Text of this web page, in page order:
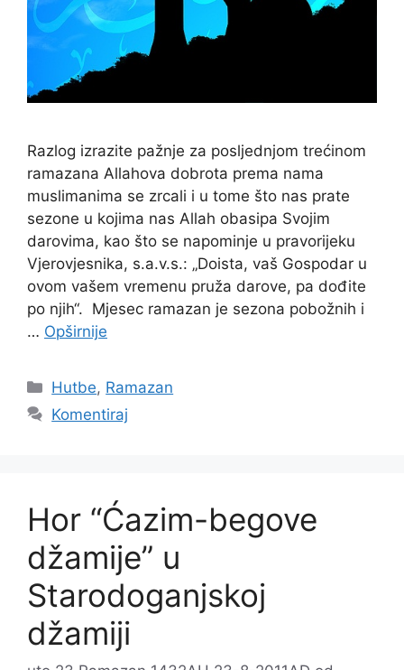
Razlog izrazite pažnje za posljednjom trećinom
ramazana Allahova dobrota prema nama
muslimanima se zrcali i u tome što nas prate
sezone u kojima nas Allah obasipa Svojim
darovima, kao što se napominje u pravorijeku
Vjerovjesnika, s.a.v.s.: „Doista, vaš Gospodar u
ovom vašem vremenu pruža darove, pa dođite
po njih“. Mjesec ramazan je sezona pobožnih i
… Opširnije
Kategorije
Hutbe, Ramazan
Komentiraj
Hor “Ćazim-begove
džamije” u
Starodoganjskoj
džamiji